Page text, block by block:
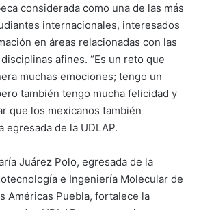
considerada como una de las más
internacionales, interesados
en áreas relacionadas con las
afines. “Es un reto que
muchas emociones; tengo un
también tengo mucha felicidad y
que los mexicanos también
egresada de la UDLAP.
Juárez Polo, egresada de la
e Ingeniería Molecular de
Américas Puebla, fortalece la